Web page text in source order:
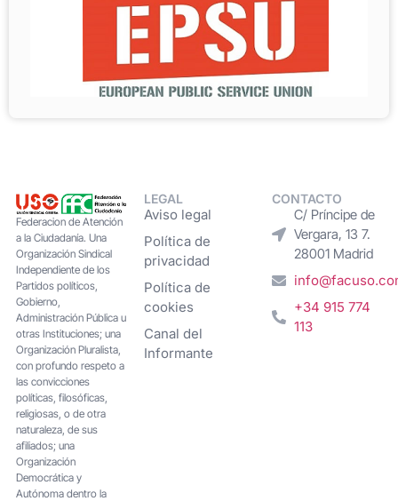
Federacion de Atención
a la Ciudadanía. Una
Organización Sindical
Independiente de los
Partidos políticos,
Gobierno,
Administración Pública u
otras Instituciones; una
Organización Pluralista,
con profundo respeto a
las convicciones
políticas, filosóficas,
religiosas, o de otra
naturaleza, de sus
afiliados; una
Organización
Democrática y
Autónoma dentro la
LEGAL
Aviso legal
Política de
privacidad
Política de
cookies
Canal del
Informante
CONTACTO
C/ Príncipe de
Vergara, 13 7.
28001 Madrid
+34 915 774
113